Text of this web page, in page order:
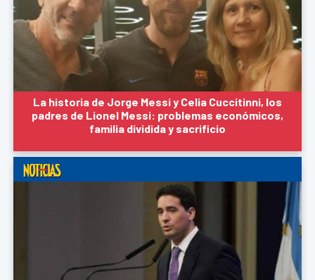
La historia de Jorge Messi y Celia Cuccitinni, los
padres de Lionel Messi: problemas económicos,
familia dividida y sacrificio